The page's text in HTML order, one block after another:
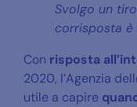
Svolgo un
corrisposta è
Con risposta
2020, l’Agenzia
utile a capire